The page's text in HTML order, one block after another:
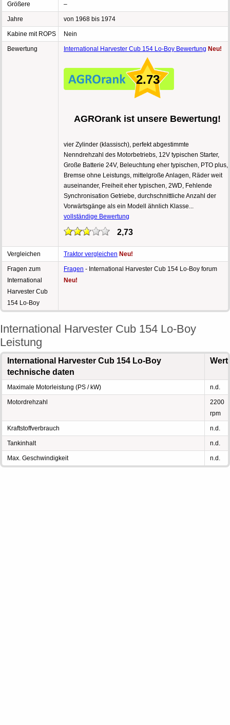
Größere –
Jahre von 1968 bis 1974
Kabine mit ROPS Nein
Bewertung International Harvester Cub 154 Lo-Boy Bewertung Neu!
2.73
AGROrank ist unsere Bewertung!
vier Zylinder (klassisch), perfekt abgestimmte
Nenndrehzahl des Motorbetriebs, 12V typischen Starter,
Große Batterie 24V, Beleuchtung eher typischen, PTO plus,
Bremse ohne Leistungs, mittelgroße Anlagen, Räder weit
auseinander, Freiheit eher typischen, 2WD, Fehlende
Synchronisation Getriebe, durchschnittliche Anzahl der
Vorwärtsgänge als ein Modell ähnlich Klasse...
vollständige Bewertung
2,73
Vergleichen Traktor vergleichen Neu!
Fragen zum
International
Harvester Cub
154 Lo-Boy
Fragen - International Harvester Cub 154 Lo-Boy forum
Neu!
International Harvester Cub 154 Lo-Boy
Leistung
International Harvester Cub 154 Lo-Boy
technische daten
Wert
Maximale Motorleistung (PS / kW) n.d.
Motordrehzahl
2200
rpm
Kraftstoffverbrauch n.d.
Tankinhalt n.d.
Max. Geschwindigkeit n.d.